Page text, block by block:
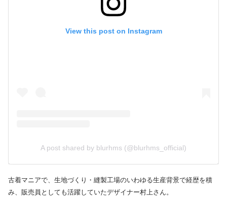
View this post on Instagram
A post shared by blurhms (@blurhms_official)
古着マニアで、生地づくり・縫製工場のいわゆる生産背景で経歴を積
み、販売員としても活躍していたデザイナー村上さん。